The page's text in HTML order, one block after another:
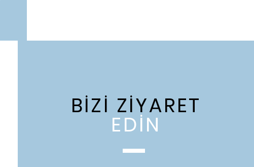
BİZİ ZİYARET
EDİN